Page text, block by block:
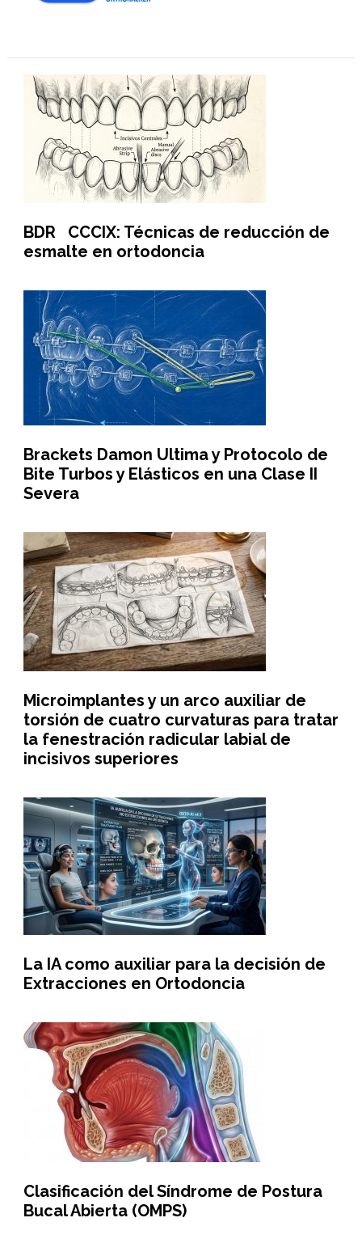
BDR CCCIX: Técnicas de reducción de
esmalte en ortodoncia
Brackets Damon Ultima y Protocolo de
Bite Turbos y Elásticos en una Clase II
Severa
Microimplantes y un arco auxiliar de
torsión de cuatro curvaturas para tratar
la fenestración radicular labial de
incisivos superiores
La IA como auxiliar para la decisión de
Extracciones en Ortodoncia
Clasificación del Síndrome de Postura
Bucal Abierta (OMPS)